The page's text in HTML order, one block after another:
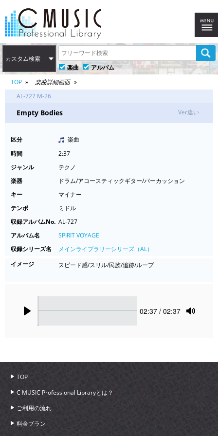
カスタム検索
楽曲
アルバム
TOP
楽曲詳細画面
AL-727 M-26
Empty Bodies Ver違い
区分
楽曲
時間
2:37
ジャンル
テクノ
楽器
ドラム/アコースティックギター/パーカッション
キー
マイナー
テンポ
ミドル
収録アルバムNo. AL-727
アルバム名
SPIRIT VOYAGE
収録シリーズ名
メインライブラリーシリーズ（AL）
イメージ
スピード感/スリル/民族/追跡/ループ
Current
02:37 / 02:37
TOP
C MUSIC Professional Libraryとは？
ご利用の流れ
料金プラン